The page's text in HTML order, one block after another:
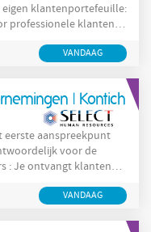
klantenportefeuille:
professionele klanten,
met
dagelijkse transacties correct en efficiënt af • Je
VANDAAG
| Kontich
eerste aanspreekpunt
voor de
vragen telefonisch.
van dagelijkse
VANDAAG